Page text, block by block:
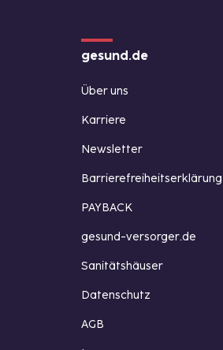
gesund.de
Über uns
Karriere
Newsletter
Barrierefreiheitserklärung
PAYBACK
gesund-versorger.de
Sanitätshäuser
Datenschutz
AGB